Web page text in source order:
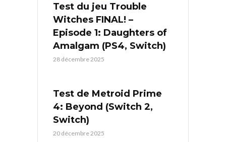
Test du jeu Trouble
Witches FINAL! –
Episode 1: Daughters of
Amalgam (PS4, Switch)
28 décembre 2025
Test de Metroid Prime
4: Beyond (Switch 2,
Switch)
20 décembre 2025